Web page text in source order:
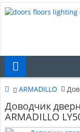
ARMADILLO
Доводчик
ARMADILLO